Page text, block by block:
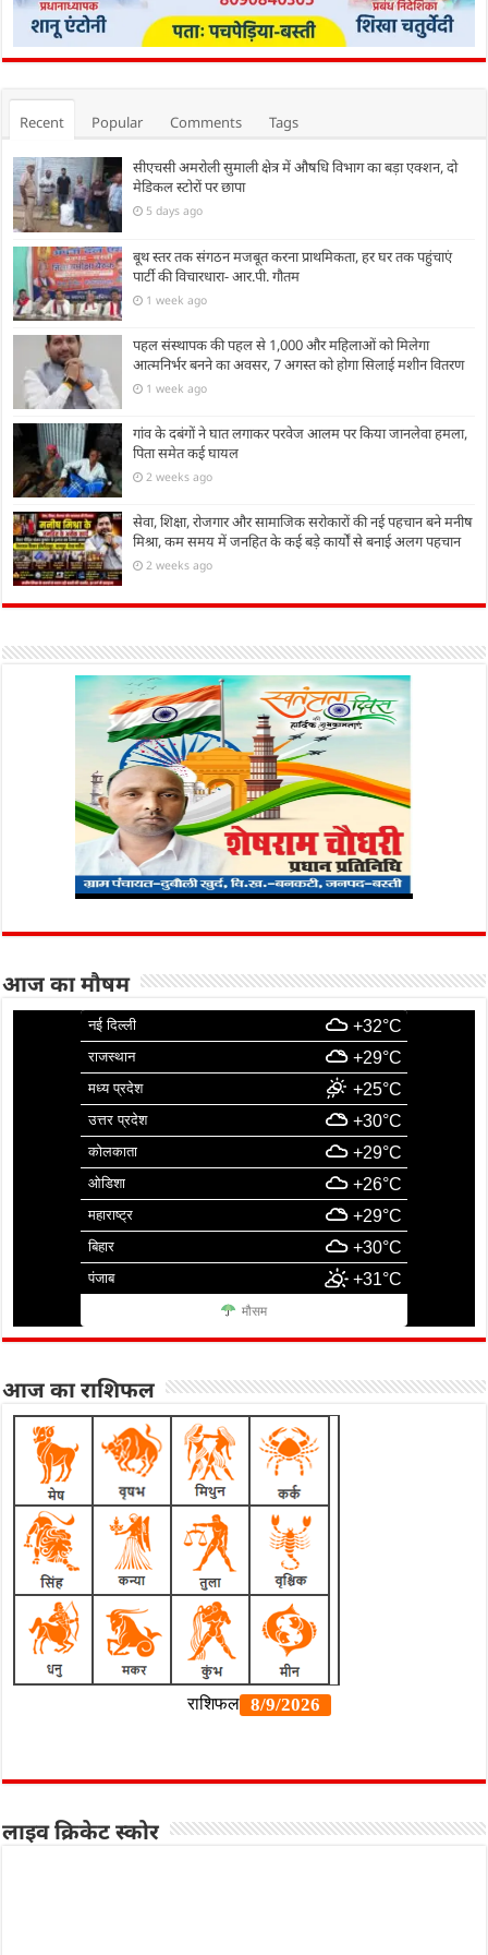
Recent Popular Comments Tags
सीएचसी अमरोली सुमाली क्षेत्र में औषधि विभाग का बड़ा एक्शन, दो
मेडिकल स्टोरों पर छापा
5 days ago
बूथ स्तर तक संगठन मजबूत करना प्राथमिकता, हर घर तक पहुंचाएं
पार्टी की विचारधारा- आर.पी. गौतम
1 week ago
पहल संस्थापक की पहल से 1,000 और महिलाओं को मिलेगा
आत्मनिर्भर बनने का अवसर, 7 अगस्त को होगा सिलाई मशीन वितरण
1 week ago
गांव के दबंगों ने घात लगाकर परवेज आलम पर किया जानलेवा हमला,
पिता समेत कई घायल
2 weeks ago
सेवा, शिक्षा, रोजगार और सामाजिक सरोकारों की नई पहचान बने मनीष
मिश्रा, कम समय में जनहित के कई बड़े कार्यों से बनाई अलग पहचान
2 weeks ago
आज का मौषम
नई दिल्ली +32°C
राजस्थान +29°C
मध्य प्रदेश +25°C
उत्तर प्रदेश +30°C
कोलकाता +29°C
ओडिशा +26°C
महाराष्ट्र +29°C
बिहार +30°C
पंजाब +31°C
मौसम
आज का राशिफल
लाइव क्रिकेट स्कोर